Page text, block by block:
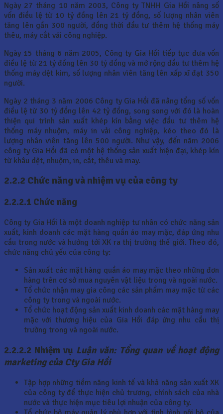
Ngày 27 tháng 10 năm 2003, Công ty TNHH Gia Hồi nâng số
vốn điều lệ từ 10 tỷ đồng lên 21 tỷ đồng, số lượng nhân viên
tăng lên gần 300 người, đồng thời đầu tư thêm hệ thống máy
thêu, máy cắt vải công nghiệp.
Ngày 15 tháng 6 năm 2005, Công ty Gia Hồi tiếp tục đưa vốn
điều lệ từ 21 tỷ đồng lên 30 tỷ đồng và mở rộng đầu tư thêm hệ
thống máy dệt kim, số lượng nhân viên tăng lên xấp xĩ đạt 350
người.
Ngày 2 tháng 3 năm 2006 Công ty Gia Hồi đã nâng tổng số vốn
điều lệ từ 30 tỷ đồng lên 42 tỷ đồng, song song với đó là hoàn
thiện qui trình sản xuất khép kín bằng việc đầu tư thêm hệ
thống máy nhuộm, máy in vải công nghiệp, kéo theo đó là
lượng nhân viên tăng lên 500 người. Như vậy, đến năm 2006
công ty Gia Hồi đã có một hệ thống sản xuất hiện đại, khép kín
từ khâu dệt, nhuộm, in, cắt, thêu và may.
2.2.2 Chức năng và nhiệm vụ của công ty
2.2.2.1 Chức năng
Công ty Gia Hồi là một doanh nghiệp tư nhân có chức năng sản
xuất, kinh doanh các mặt hàng quần áo may mặc, đáp ứng nhu
cầu trong nước và hướng tới XK ra thị trường thế giới. Theo đó,
chức năng chủ yếu của công ty:
Sản xuất các mặt hàng quần áo may mặc theo những đơn
hàng trên cơ sở mua nguyên vật liệu trong và ngoài nước.
Tổ chức nhận may gia công các sản phẩm may mặc từ các
công ty trong và ngoài nước.
Tổ chức hoạt động sản xuất kinh doanh các mặt hàng may
mặc với thương hiệu của Gia Hồi đáp ứng nhu cầu thị
trường trong và ngoài nước.
2.2.2.2 Nhiệm vụ Luận văn: Tổng quan về hoạt động
marketing của Cty Gia Hồi
Tập hợp những tiềm năng kinh tế và khả năng sản xuất XK
của công ty để thực hiện chủ trương, chính sách của nhà
nước và thực hiện mục tiêu lợi nhuận của công ty.